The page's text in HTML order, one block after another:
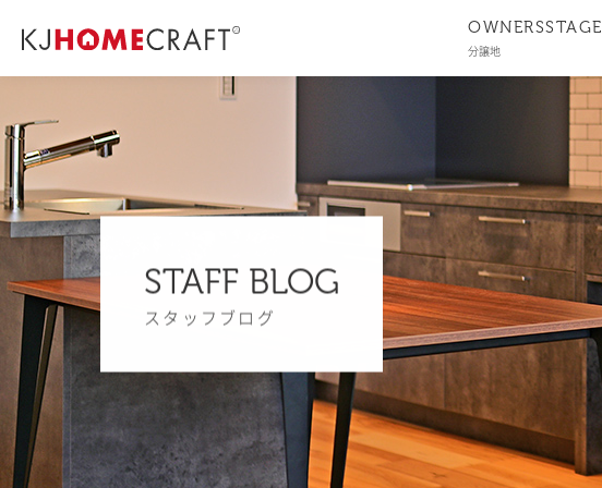
OWNERSSTAGE
分譲地
STAFF BLOG
スタッフブログ